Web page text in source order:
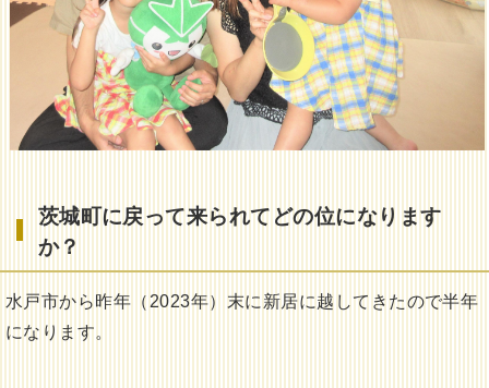
茨城町に戻って来られてどの位になります
か？
水戸市から昨年（2023年）末に新居に越してきたので半年
になります。